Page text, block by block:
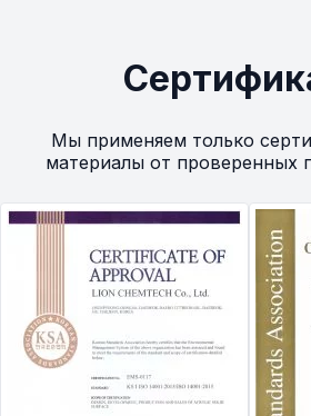
Мы применяем только
материалы от проверенных